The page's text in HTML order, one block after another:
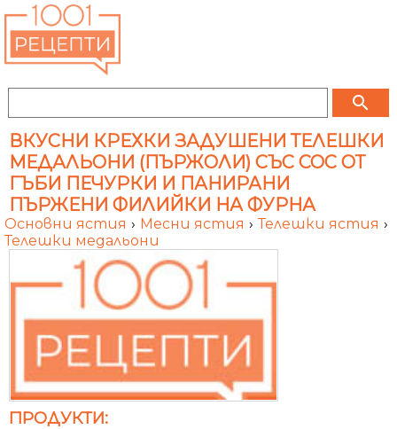
search
ВКУСНИ КРЕХКИ ЗАДУШЕНИ ТЕЛЕШКИ
МЕДАЛЬОНИ (ПЪРЖОЛИ) СЪС СОС ОТ
ГЪБИ ПЕЧУРКИ И ПАНИРАНИ
ПЪРЖЕНИ ФИЛИЙКИ НА ФУРНА
Основни ястия › Месни ястия › Телешки ястия ›
Телешки медальони
ПРОДУКТИ: